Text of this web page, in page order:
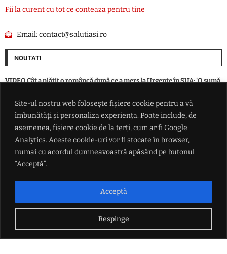
Site-ul nostru web folosește fișiere cookie pentru a vă
îmbunătăți și personaliza experiența. Poate include, de
asemenea, fișiere cookie de la terți, cum ar fi Google
Analytics. Aceste cookie-uri vor fi stocate în browser,
numai cu acordul dumneavoastră apăsând pe butonul
“Acceptă”.
Respinge
Acceptă
Fii la curent cu tot ce conteaza pentru tine
Email:contact@salutiasi.ro
NOUTATI
VIDEO Cât a plătit o româncă după ce a mers la Urgențe în SUA: 'O sumă
Rradar de securitate instalat la aeroportul din Leipzig, după incidentul
cu drona încărcată cu explozibil
SUA alocă 3 miliarde de dolari pentru minerale critice. Finanțare
pentru o mină de scandiu din Australia
Ucraina lovește două rafinării din Rusia într-un atac cu aproape 400 de